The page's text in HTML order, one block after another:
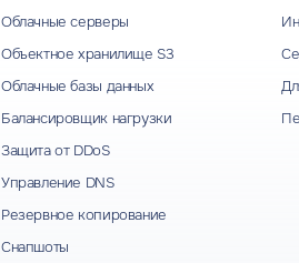
Облачные серверы
Объектное хранилище S3
Облачные базы данных
Балансировщик нагрузки
Защита от DDoS
Управление DNS
Резервное копирование
Снапшоты